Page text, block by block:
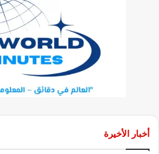
أخبار الأخيرة